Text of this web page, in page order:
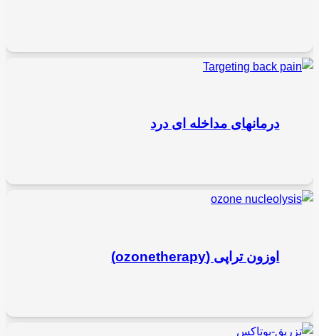
درمانهای مداخله ای درد
اوزون تراپی (ozonetherapy)